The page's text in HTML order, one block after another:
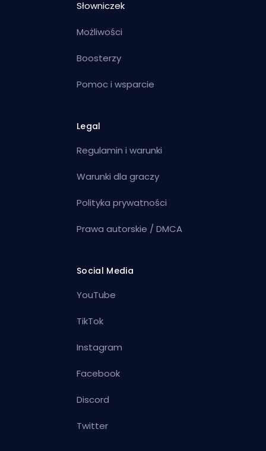
Słowniczek
Możliwości
Boosterzy
Pomoc i wsparcie
Legal
Regulamin i warunki
Warunki dla graczy
Polityka prywatności
Prawa autorskie / DMCA
Social Media
YouTube
TikTok
Instagram
Facebook
Discord
Twitter